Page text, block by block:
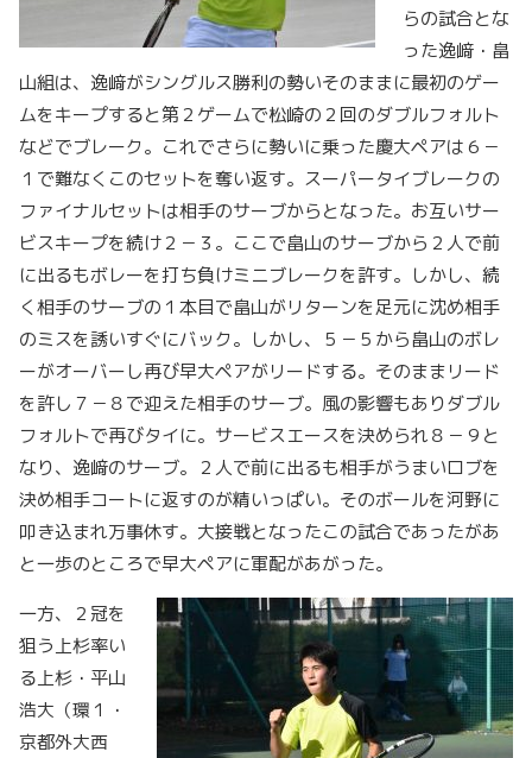
らの試合とな
った逸﨑・畠
山組は、逸﨑がシングルス勝利の勢いそのままに最初のゲー
ムをキープすると第２ゲームで松崎の２回のダブルフォルト
などでブレーク。これでさらに勢いに乗った慶大ペアは６－
１で難なくこのセットを奪い返す。スーパータイブレークの
ファイナルセットは相手のサーブからとなった。お互いサー
ビスキープを続け２－３。ここで畠山のサーブから２人で前
に出るもボレーを打ち負けミニブレークを許す。しかし、続
く相手のサーブの１本目で畠山がリターンを足元に沈め相手
のミスを誘いすぐにバック。しかし、５－５から畠山のボレ
ーがオーバーし再び早大ペアがリードする。そのままリード
を許し７－８で迎えた相手のサーブ。風の影響もありダブル
フォルトで再びタイに。サービスエースを決められ８－９と
なり、逸﨑のサーブ。２人で前に出るも相手がうまいロブを
決め相手コートに返すのが精いっぱい。そのボールを河野に
叩き込まれ万事休す。大接戦となったこの試合であったがあ
と一歩のところで早大ペアに軍配があがった。
一方、２冠を
狙う上杉率い
る上杉・平山
浩大（環１・
京都外大西